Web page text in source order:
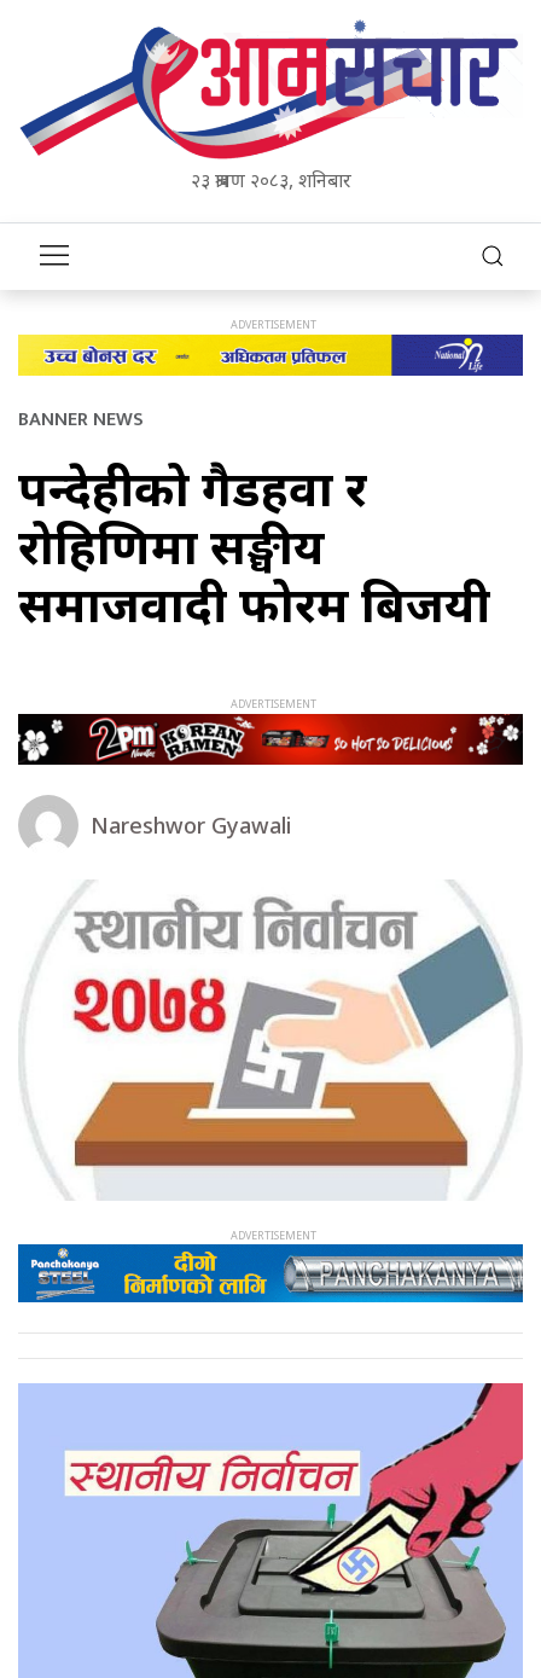
२३ श्रावण २०८३, शनिबार
BANNER NEWS
रुपन्देहीको गैडहवा र
रोहिणिमा सङ्घीय
समाजवादी फोरम बिजयी
Nareshwor Gyawali